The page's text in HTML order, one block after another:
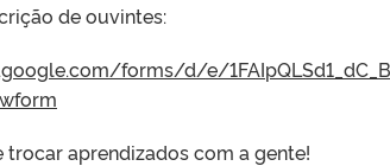
de ouvintes:
forms/d/e/
trocar aprendizados com a gente!